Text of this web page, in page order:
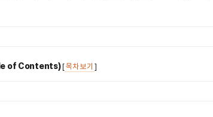
of Contents)[목차 보기 ]